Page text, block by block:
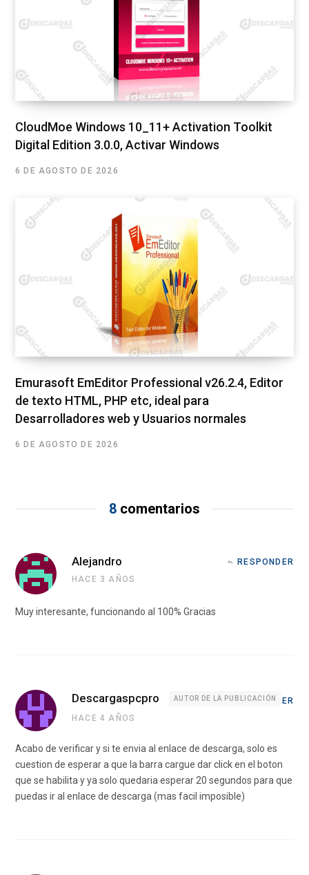
CloudMoe Windows 10_11+ Activation Toolkit
Digital Edition 3.0.0, Activar Windows
6 DE AGOSTO DE 2026
Emurasoft EmEditor Professional v26.2.4, Editor
de texto HTML, PHP etc, ideal para
Desarrolladores web y Usuarios normales
6 DE AGOSTO DE 2026
8 comentarios
Alejandro
HACE 3 AÑOS
RESPONDER
Muy interesante, funcionando al 100% Gracias
Descargaspcpro AUTOR DE LA PUBLICACIÓN
HACE 4 AÑOS
RESPONDER
Acabo de verificar y si te envia al enlace de descarga, solo es
cuestion de esperar a que la barra cargue dar click en el boton
que se habilita y ya solo quedaria esperar 20 segundos para que
puedas ir al enlace de descarga (mas facil imposible)